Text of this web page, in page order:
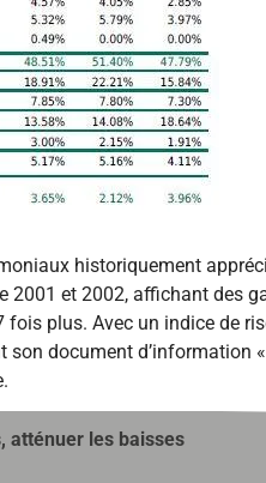
historiquement
et 2002, affichant des
fois plus. Avec un indice de
son document
atténuer les baisses